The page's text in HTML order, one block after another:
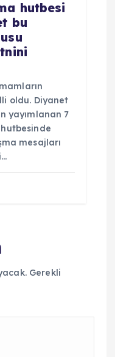
hutbesi
bu
oldu. Diyanet
yayımlanan 7
mesajları
Gerekli